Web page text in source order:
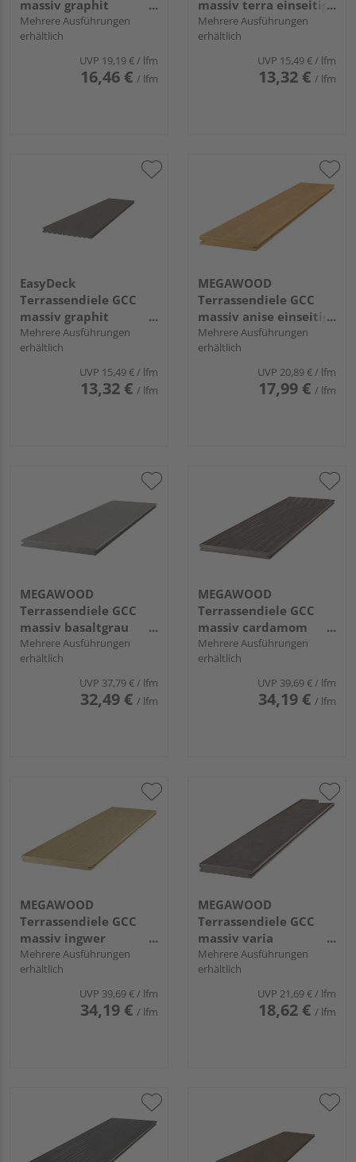
massiv graphit
einseitig Holzstruktur,
einseitig geriffelt,
längsseitige Nut,
GLACIER - 16 x 193 mm
Mehrere Ausführungen
erhältlich
UVP 19,19 €/ lfm
16,46 € / lfm
massiv terra einseitig
genutet, einseitig
geriffelt, längsseitige
Nut, TREND - 16 x 163
Mehrere Ausführungen
erhältlich
UVP 15,49 €/ lfm
13,32 € / lfm
EasyDeck
Terrassendiele GCC
massiv graphit
einseitig genutet,
einseitig geriffelt,
längsseitige Nut,
TREND - 16 x 163 mm
Mehrere Ausführungen
erhältlich
UVP 15,49 €/ lfm
13,32 € / lfm
MEGAWOOD
Terrassendiele GCC
massiv anise einseitig
glatt, längsseitige Nut,
SIGNUM - 21 x 145 mm
Mehrere Ausführungen
erhältlich
UVP 20,89 €/ lfm
17,99 € / lfm
MEGAWOOD
Terrassendiele GCC
massiv basaltgrau
einseitig gebürstet,
einseitig glatt,
längsseitige Nut,
PREMIUM - 21 x 242
Mehrere Ausführungen
erhältlich
UVP 37,79 €/ lfm
32,49 € / lfm
MEGAWOOD
Terrassendiele GCC
massiv cardamom
einseitig individuell
strukturiert, einseitig
gebürstet, längsseitige
Nut, DYNUM - 21 x 242
Mehrere Ausführungen
erhältlich
UVP 39,69 €/ lfm
34,19 € / lfm
MEGAWOOD
Terrassendiele GCC
massiv ingwer
einseitig individuell
strukturiert, einseitig
gebürstet, längsseitige
Nut, DYNUM - 21 x 242
Mehrere Ausführungen
erhältlich
UVP 39,69 €/ lfm
34,19 € / lfm
MEGAWOOD
Terrassendiele GCC
massiv varia
schokoschwarz
individuell,
längsseitige Nut,
DELTA - 21 x 145 mm
Mehrere Ausführungen
erhältlich
UVP 21,69 €/ lfm
18,62 € / lfm